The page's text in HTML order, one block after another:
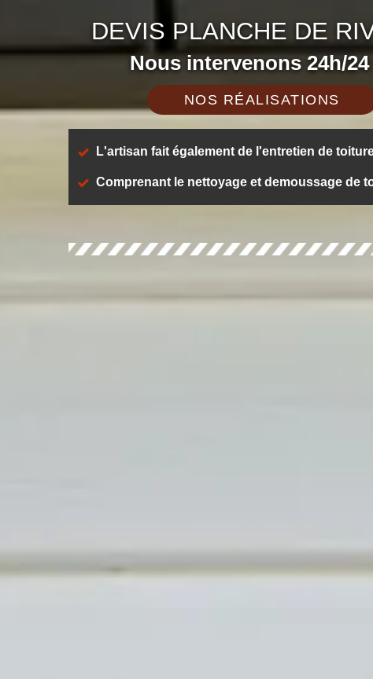
DEVIS PLANCHE DE
Nous intervenons 24h/
NOS RÉALISATIONS
L'artisan fait également de l'entretien de
Comprenant le nettoyage et demoussage de